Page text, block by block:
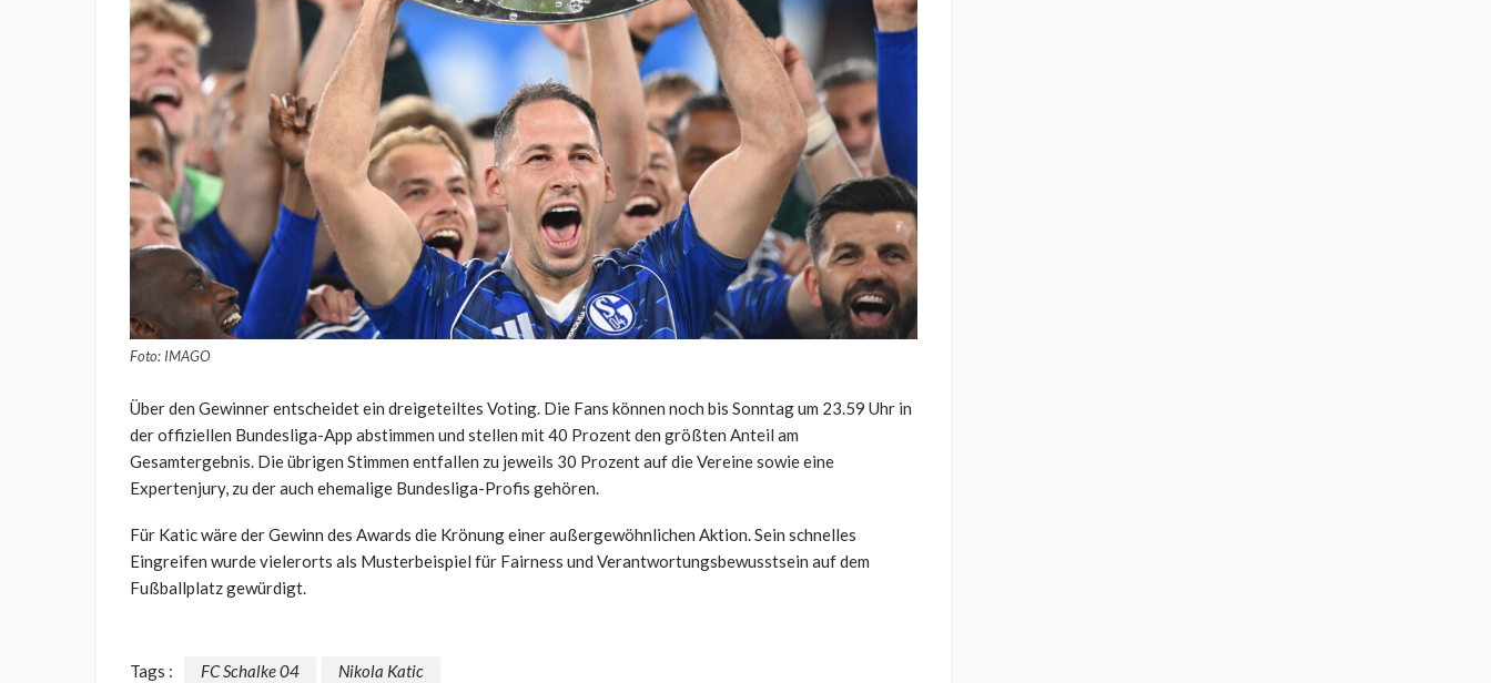
Foto: IMAGO
Über den Gewinner entscheidet ein dreigeteiltes Voting. Die Fans können noch bis Sonntag um 23.59 Uhr in
der offiziellen Bundesliga-App abstimmen und stellen mit 40 Prozent den größten Anteil am
Gesamtergebnis. Die übrigen Stimmen entfallen zu jeweils 30 Prozent auf die Vereine sowie eine
Expertenjury, zu der auch ehemalige Bundesliga-Profis gehören.
Für Katic wäre der Gewinn des Awards die Krönung einer außergewöhnlichen Aktion. Sein schnelles
Eingreifen wurde vielerorts als Musterbeispiel für Fairness und Verantwortungsbewusstsein auf dem
Fußballplatz gewürdigt.
Tags : FC Schalke 04 Nikola Katic